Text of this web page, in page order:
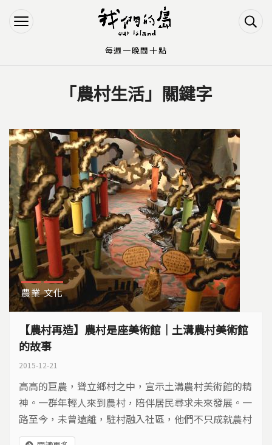
Jump to Navigation
Jump to Main content
「農村生活」關鍵字
農業 文化
【農村再造】農村是座美術館｜土溝農村美術館
的故事
2015-12-21
高高的巨農，聳立鄉村之中，宣示土溝農村美術館的精
神。一群年輕人來到農村，陪伴居民尋求未來發展。一
路至今，未曾遠離，駐村融入社區，他們不只成就農村
的美麗風景，也溫暖人生的美好希望…
每週一晚間十點